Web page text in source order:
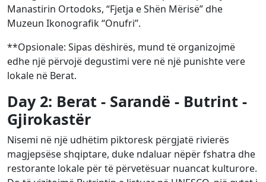
Manastirin Ortodoks, “Fjetja e Shën Mërisë” dhe
Muzeun Ikonografik “Onufri”.
**Opsionale: Sipas dëshirës, mund të organizojmë
edhe një përvojë degustimi vere në një punishte vere
lokale në Berat.
Day 2: Berat - Sarandë - Butrint -
Gjirokastër
Nisemi në një udhëtim piktoresk përgjatë rivierës
magjepsëse shqiptare, duke ndaluar nëpër fshatra dhe
restorante lokale për të përvetësuar nuancat kulturore.